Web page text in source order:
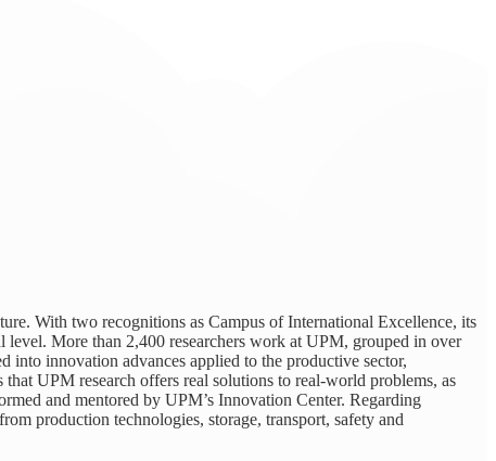
With two recognitions as Campus of International Excellence, its
More than 2,400 researchers work at UPM, grouped in over
into innovation advances applied to the productive sector,
UPM research offers real solutions to real-world problems, as
and mentored by UPM’s Innovation Center. Regarding
production technologies, storage, transport, safety and